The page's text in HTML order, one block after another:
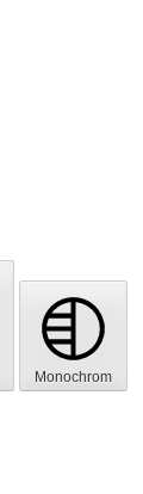
Monochrom